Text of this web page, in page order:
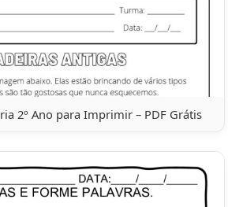
2º Ano para Imprimir – PDF Grátis